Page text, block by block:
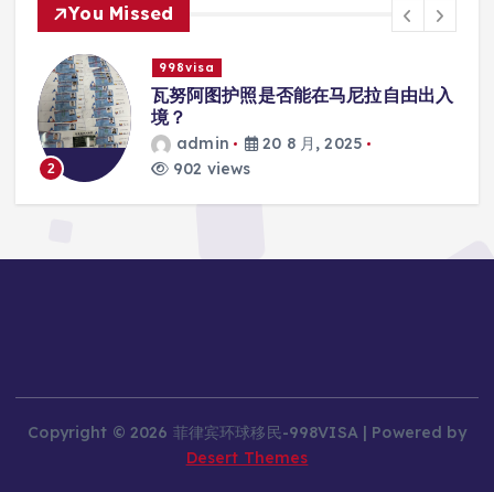
You Missed
3
998visa
瓦努阿图护照是否能在马尼拉使用国际
学校的注册？
admin
20 8 月, 2025
817 views
Copyright © 2026 菲律宾环球移民-998VISA | Powered by
Desert Themes